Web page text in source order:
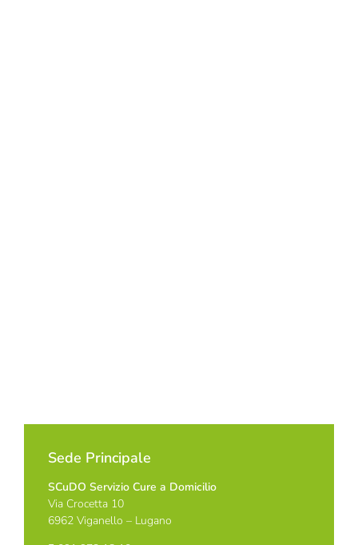
Sede Principale
SCuDO Servizio Cure a Domicilio
Via Crocetta 10
6962 Viganello – Lugano